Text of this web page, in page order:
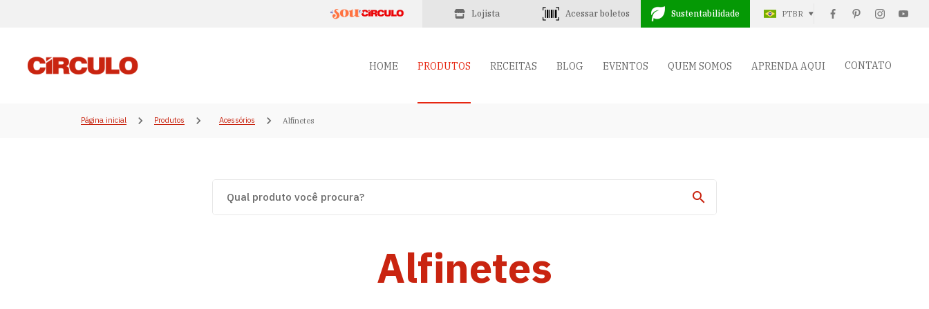
Lojista Acessar boletos Sustentabilidade PTBR
HOME PRODUTOS RECEITAS BLOG EVENTOS QUEM SOMOS APRENDA AQUI CONTATO
Página inicial Produtos Acessórios Alfinetes
Alfinetes